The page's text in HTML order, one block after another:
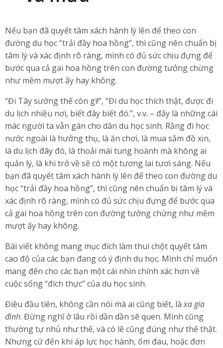
Nếu bạn đã quyết tâm xách hành lý lên để theo con
đường du học “trải đầy hoa hồng“, thì cũng nên chuẩn bị
tâm lý và xác định rõ ràng, mình có đủ sức chịu đựng để
bước qua cả gai hoa hồng trên con đường tưởng chừng
như mềm mượt ấy hay không.
“Đi Tây sướng thế còn gì!”, “Đi du học thích thật, được đi
du lịch nhiều nơi, biết đây biết đó.”, v.v. – đấy là những cái
mác người ta vẫn gán cho dân du học sinh. Rằng đi học
nước ngoài là hưởng thụ, là ăn chơi, là mua sắm đồ xịn,
là du lịch đây đó, là thoải mái tung hoành mà không ai
quản lý, là khi trở về sẽ có một tương lai tươi sáng. Nếu
bạn đã quyết tâm xách hành lý lên để theo con đường du
học “trải đầy hoa hồng”, thì cũng nên chuẩn bị tâm lý và
xác định rõ ràng, mình có đủ sức chịu đựng để bước qua
cả gai hoa hồng trên con đường tưởng chừng như mềm
mượt ấy hay không.
Bài viết không mang mục đích làm thui chột quyết tâm
cao độ của các bạn đang có ý định du học. Mình chỉ muốn
mang đến cho các bạn một cái nhìn chính xác hơn về
cuộc sống “đích thực” của du học sinh.
Điều đầu tiên, không cần nói mà ai cũng biết, làxa gia
đình. Đừng nghĩ ở lâu rồi dần dần sẽ quen. Mình cũng
thường tự nhủ như thế, và có lẽ cũng đúng như thế thật.
Nhưng cứ đến khi áp lực học hành, ốm đau, hoặc đơn